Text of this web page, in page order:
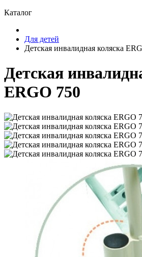
Каталог
Для детей
Детская инвалидная коляска
Детская
ERGO 750